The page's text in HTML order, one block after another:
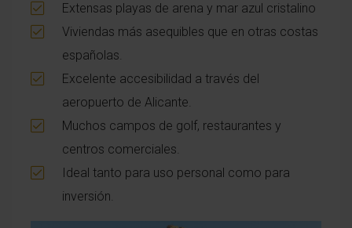
Extensas playas de arena y mar azul cristalino
Viviendas más asequibles que en otras costas
españolas.
Excelente accesibilidad a través del
aeropuerto de Alicante.
Muchos campos de golf, restaurantes y
centros comerciales.
Ideal tanto para uso personal como para
inversión.